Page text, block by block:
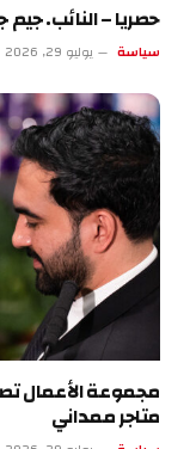
حصريا – النائب.
سياسة يوليو 29, 2026
مجموعة الأعمال
متاجر ممداني